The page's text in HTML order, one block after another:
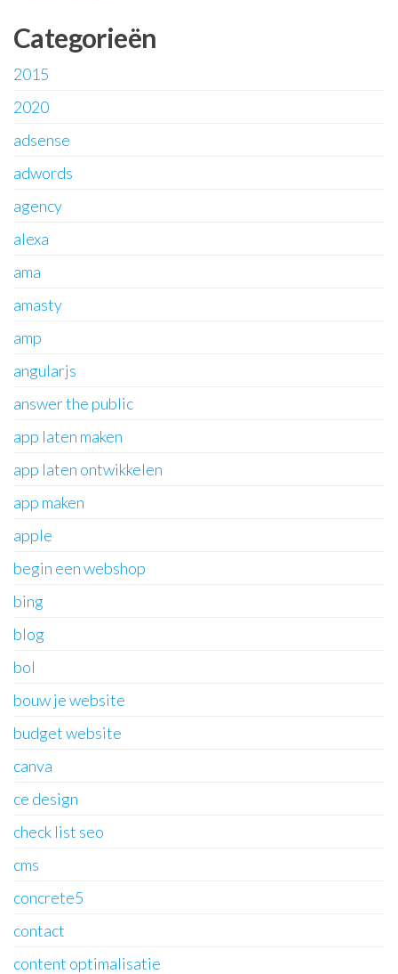
Categorieën
2015
2020
adsense
adwords
agency
alexa
ama
amasty
amp
angularjs
answer the public
app laten maken
app laten ontwikkelen
app maken
apple
begin een webshop
bing
blog
bol
bouw je website
budget website
canva
ce design
check list seo
cms
concrete5
contact
content optimalisatie